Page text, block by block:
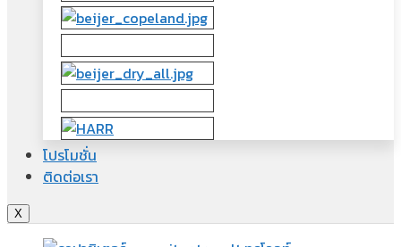
โปรโมชั่น
ติดต่อเรา
X